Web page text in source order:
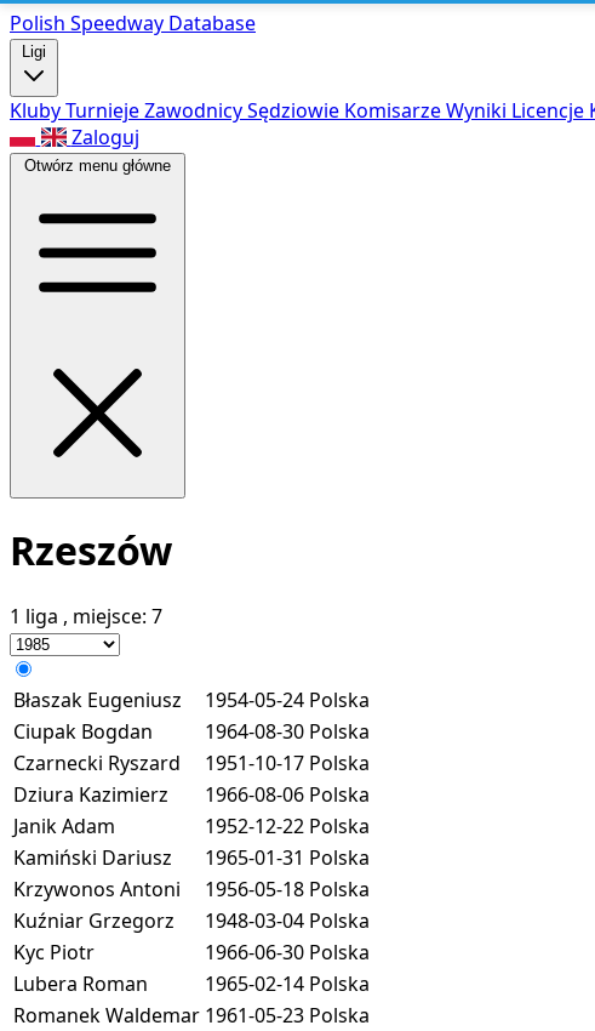
Polish Speedway Database
Ligi
KlubyTurniejeZawodnicySędziowie KomisarzeWyniki Licencje
Zaloguj
Otwórz menu główne
Rzeszów
1 liga , miejsce: 7
Błaszak Eugeniusz 1954-05-24 Polska
Ciupak Bogdan
1964-08-30 Polska
Czarnecki Ryszard
1951-10-17 Polska
Dziura Kazimierz
1966-08-06 Polska
Janik Adam
1952-12-22 Polska
Kamiński Dariusz
1965-01-31 Polska
Krzywonos Antoni
1956-05-18 Polska
Kuźniar Grzegorz
1948-03-04 Polska
Kyc Piotr
1966-06-30 Polska
Lubera Roman
1965-02-14 Polska
Romanek Waldemar 1961-05-23 Polska